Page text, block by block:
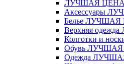
ЛУЧШАЯ ЦЕНА
Аксессуары
Белье
Верхняя
Колготки и
Обувь
Одежда